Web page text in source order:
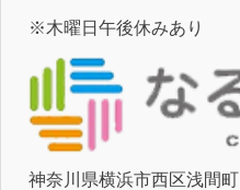
※木曜日午後休みあり
神奈川県横浜市⻄区浅間町